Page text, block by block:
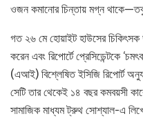
ওজন কমানোর চিন্তায় মগ্ন থাকে—তবু
গত ২৬ মে হোয়াইট হাউসের চিকিৎসক
করেন এবং রিপোর্টে প্রেসিডেন্টকে
(এআই) বিশ্লেষিত ইসিজি রিপোর্ট
সেটি তার থেকেই ১৪ বছর কমবয়সী
সামাজিক মাধ্যম ট্রুথ সোশ্যাল-এ